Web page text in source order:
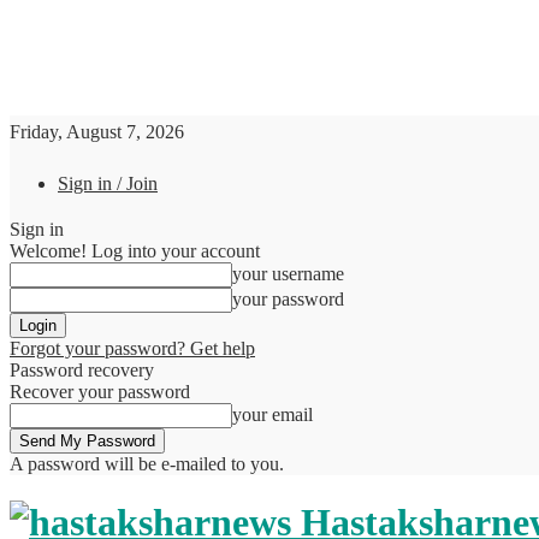
Friday, August 7, 2026
Sign in / Join
Sign in
Welcome! Log into your account
your username
your password
Forgot your password? Get help
Password recovery
Recover your password
your email
A password will be e-mailed to you.